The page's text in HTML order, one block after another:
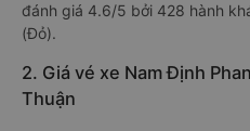
đánh giá 4.6/5 bởi 428 hành
(Đỏ).
2. Giá vé xe Nam Định
Thuận